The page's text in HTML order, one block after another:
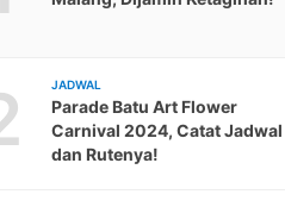
JADWAL
Parade Batu Art Flower
Carnival 2024, Catat Jadwal
dan Rutenya!